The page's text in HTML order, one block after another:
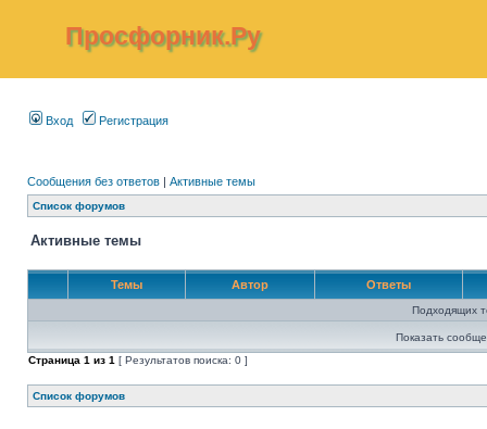
Просфорник.Ру
Вход Регистрация
Сообщения без ответов | Активные темы
Список форумов
Активные темы
Темы Автор Ответы
Подходящих
Показать
Страница 1 из 1 [ Результатов поиска: 0 ]
Список форумов